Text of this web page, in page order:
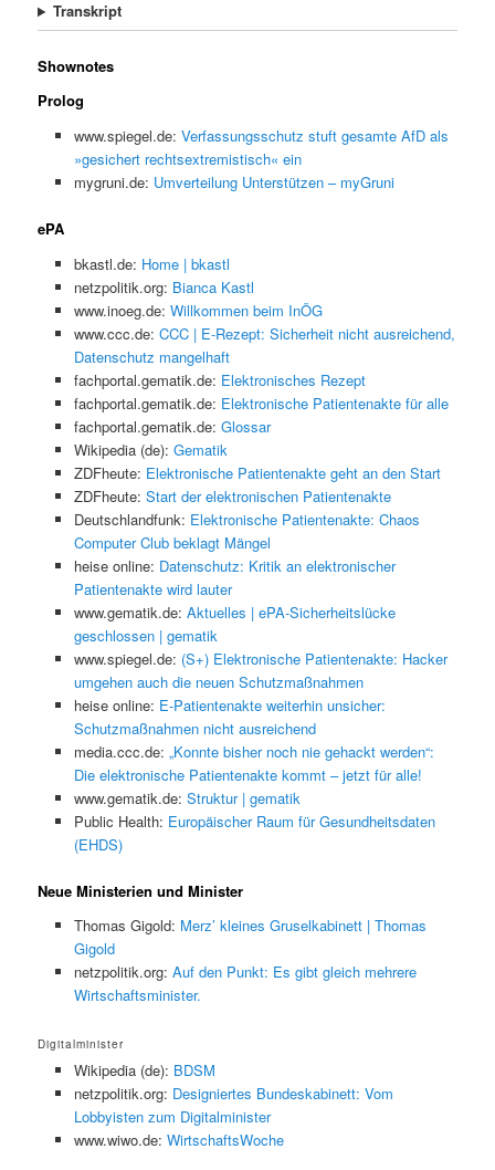
Transkript
Shownotes
Prolog
www.spiegel.de: Verfassungsschutz stuft gesamte AfD als
»gesichert rechtsextremistisch« ein
mygruni.de: Umverteilung Unterstützen – myGruni
ePA
bkastl.de: Home | bkastl
netzpolitik.org: Bianca Kastl
www.inoeg.de: Willkommen beim InÖG
www.ccc.de: CCC | E-Rezept: Sicherheit nicht ausreichend,
Datenschutz mangelhaft
fachportal.gematik.de: Elektronisches Rezept
fachportal.gematik.de: Elektronische Patientenakte für alle
fachportal.gematik.de: Glossar
Wikipedia (de): Gematik
ZDFheute: Elektronische Patientenakte geht an den Start
ZDFheute: Start der elektronischen Patientenakte
Deutschlandfunk: Elektronische Patientenakte: Chaos
Computer Club beklagt Mängel
heise online: Datenschutz: Kritik an elektronischer
Patientenakte wird lauter
www.gematik.de: Aktuelles | ePA-Sicherheitslücke
geschlossen | gematik
www.spiegel.de: (S+) Elektronische Patientenakte: Hacker
umgehen auch die neuen Schutzmaßnahmen
heise online: E-Patientenakte weiterhin unsicher:
Schutzmaßnahmen nicht ausreichend
media.ccc.de: „Konnte bisher noch nie gehackt werden“:
Die elektronische Patientenakte kommt – jetzt für alle!
www.gematik.de: Struktur | gematik
Public Health: Europäischer Raum für Gesundheitsdaten
(EHDS)
Neue Ministerien und Minister
Thomas Gigold: Merz’ kleines Gruselkabinett | Thomas
Gigold
netzpolitik.org: Auf den Punkt: Es gibt gleich mehrere
Wirtschaftsminister.
Digitalminister
Wikipedia (de): BDSM
netzpolitik.org: Designiertes Bundeskabinett: Vom
Lobbyisten zum Digitalminister
www.wiwo.de: WirtschaftsWoche